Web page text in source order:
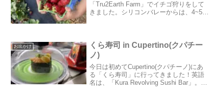
「Tru2Earth Farm」でイチゴ狩りをして
きました。シリコンバレーからは、4~50
お出かけ
くら寿司 in Cupertino(クパチー
ノ)
今日は初めてCupertino(クパチーノ)にあ
る「くら寿司」に行ってきました！英語
名は、「Kura Revolving Sushi Bar」。日